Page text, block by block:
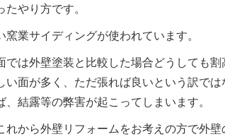
やり方です。
業サイディングが使われています。
は外壁塗装と比較した場合どうしても
面が多く、ただ張れば良いという訳で
結露等の弊害が起こってしまいます。
れから外壁リフォームをお考えの方で外